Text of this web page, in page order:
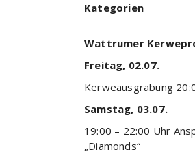
Kategorien
Wattrumer
Freitag, 02.07.
Kerweausgrabung
Samstag, 03.07.
19:00 – 22:00 Uhr
„Diamonds“